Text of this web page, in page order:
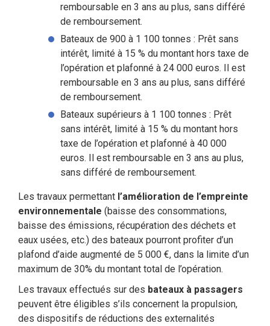
remboursable en 3 ans au plus, sans différé
de remboursement.
Bateaux de 900 à 1 100 tonnes : Prêt sans
intérêt, limité à 15 % du montant hors taxe de
l’opération et plafonné à 24 000 euros. Il est
remboursable en 3 ans au plus, sans différé
de remboursement.
Bateaux supérieurs à 1 100 tonnes : Prêt
sans intérêt, limité à 15 % du montant hors
taxe de l’opération et plafonné à 40 000
euros. Il est remboursable en 3 ans au plus,
sans différé de remboursement.
Les travaux permettant l’amélioration de l’empreinte
environnementale (baisse des consommations,
baisse des émissions, récupération des déchets et
eaux usées, etc.) des bateaux pourront profiter d’un
plafond d’aide augmenté de 5 000 €, dans la limite d’un
maximum de 30% du montant total de l’opération.
Les travaux effectués sur des bateaux à passagers
peuvent être éligibles s’ils concernent la propulsion,
des dispositifs de réductions des externalités